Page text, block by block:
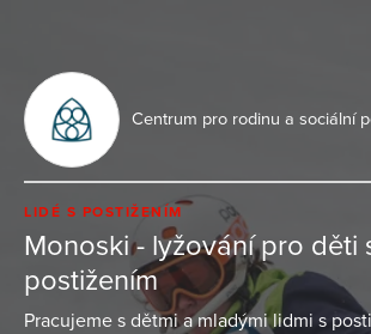
Centrum pro rodinu a sociální
LIDÉ S POSTIŽENÍM
Monoski - lyžování pro děti
postižením
Pracujeme s dětmi a mladými lidmi s